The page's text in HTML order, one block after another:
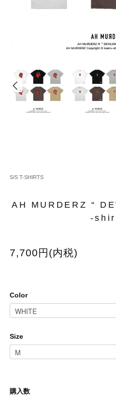
S/S T-SHIRTS
AH MURDERZ “
-
7,700円(内税)
Color
Size
購入数